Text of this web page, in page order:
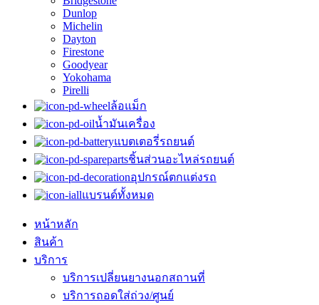
Dunlop
Michelin
Dayton
Firestone
Goodyear
Yokohama
Pirelli
ล้อแม็ก
น้ำมันเครื่อง
แบตเตอรี่รถยนต์
ชิ้นส่วนอะไหล่รถยนต์
อุปกรณ์ตกแต่งรถ
แบรนด์ทั้งหมด
หน้าหลัก
สินค้า
บริการ
บริการเปลี่ยนยางนอกสถานที่
บริการถอดใส่ถ่วง/ศูนย์